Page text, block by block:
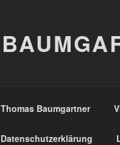
Thomas Baumgartner
Datenschutzerklärung